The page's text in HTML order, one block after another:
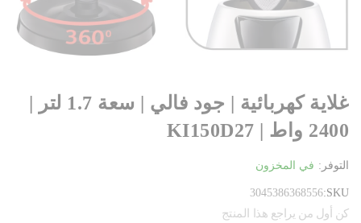
غلاية كهربائية | جود فالي | سعة 1.7 لتر |
2400 واط | KI150D27
التوفر: في المخزون
SKU
3045386368556
كن أول من يراجع هذا المنتج